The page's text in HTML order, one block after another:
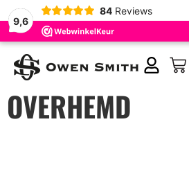
9,6
84 Reviews
OVERHEMD